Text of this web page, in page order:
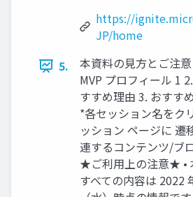
https://
JP/home
5.
本資料の見方とご注
MVP プロフィール 1
すすめ理由 3. おすす
*各セッション名をク
ッション ページに 遷
連するコンテンツ/ブ
★ご利用上の注意★ •
すべての内容は 2022